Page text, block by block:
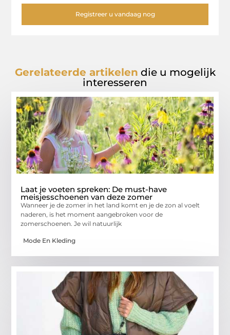
Registreer u vandaag nog
Gerelateerde artikelen die u mogelijk
interesseren
Laat je voeten spreken: De must-have
meisjesschoenen van deze zomer
Wanneer je de zomer in het land komt en je de zon al voelt
naderen, is het moment aangebroken voor de
zomerschoenen. Je wil natuurlijk
Mode En Kleding